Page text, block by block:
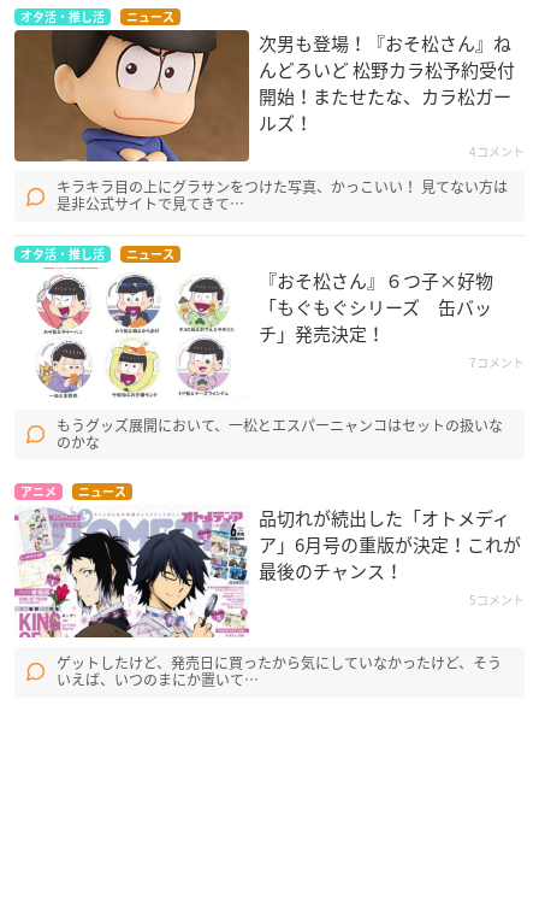
オタ活・推し活 ニュース
次男も登場！『おそ松さん』ね
んどろいど 松野カラ松予約受付
開始！またせたな、カラ松ガー
ルズ！
4コメント
キラキラ目の上にグラサンをつけた写真、かっこいい！ 見てない方は
是非公式サイトで見てきて…
オタ活・推し活 ニュース
『おそ松さん』６つ子×好物
「もぐもぐシリーズ 缶バッ
チ」発売決定！
7コメント
もうグッズ展開において、一松とエスパーニャンコはセットの扱いな
のかな
アニメ ニュース
品切れが続出した「オトメディ
ア」6月号の重版が決定！これが
最後のチャンス！
5コメント
ゲットしたけど、発売日に買ったから気にしていなかったけど、そう
いえば、いつのまにか置いて…